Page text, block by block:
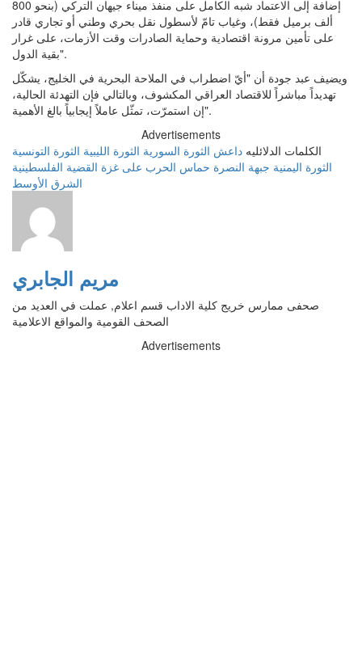
إضافة إلى الاعتماد شبه الكامل على منفذ ميناء جيهان التركي (بنحو 800
ألف برميل فقط)، وغياب تامّ لأسطول نقل بحري وطني أو تجاري قادر
على تأمين مرونة اقتصادية وحماية الصادرات وقت الأزمات، على غرار
بقية الدول".
ويضيف عبد جودة أن "أيّ اضطراب في الملاحة البحرية في الخليج، يشكّل
تهديداً مباشراً للاقتصاد العراقي المكشوف، وبالتالي فإن التهدئة الحالية،
إن استمرّت، تمثّل عاملاً إيجابياً بالغ الأهمية".
Advertisements
الكلمات الدلائليه داعش الثورة السورية الثورة الليبية الثورة التونسية
الثورة اليمنية جبهة النصرة حماس الحرب على غزة القضية الفلسطينية
الشرق الأوسط
مريم الجابري
صحفى ممارس خريج كلية الاداب قسم اعلام, عملت في العديد من
الصحف القومية والمواقع الاعلامية
Advertisements